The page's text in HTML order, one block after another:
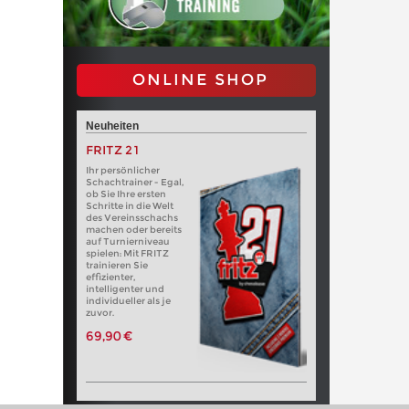
ONLINE SHOP
Neuheiten
FRITZ 21
Ihr persönlicher
Schachtrainer - Egal,
ob Sie Ihre ersten
Schritte in die Welt
des Vereinsschachs
machen oder bereits
auf Turnierniveau
spielen: Mit FRITZ
trainieren Sie
effizienter,
intelligenter und
individueller als je
zuvor.
69,90 €